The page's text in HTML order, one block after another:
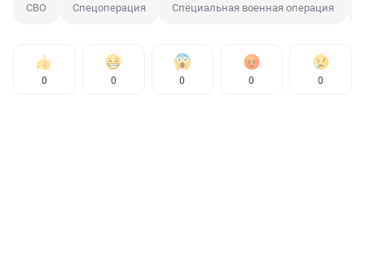
СВО Спецоперация Специальная военная операция
0 0 0 0 0